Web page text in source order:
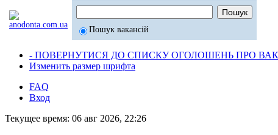
Пошук вакансій
- ПОВЕРНУТИСЯ ДО СПИСКУ ОГОЛОШЕНЬ ПРО
Изменить размер шрифта
FAQ
Вход
Текущее время: 06 авг 2026, 22:26